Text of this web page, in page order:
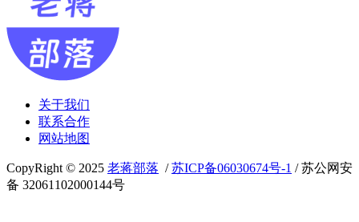
关于我们
联系合作
网站地图
CopyRight © 2025 老蒋部落 /苏ICP备06030674号-1 / 苏公网安
备 32061102000144号